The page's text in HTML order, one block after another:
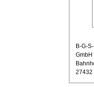
B-G-
GmbH
27432